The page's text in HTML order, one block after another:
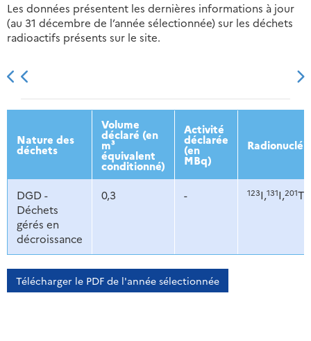
Les données présentent les dernières informations à jour
(au 31 décembre de l’année sélectionnée) sur les déchets
radioactifs présents sur le site.
2013 2014 2015 2016
Nature des
déchets
Volume
déclaré (en
m³
équivalent
conditionné)
Activité
déclarée
(en
MBq)
DGD -
Déchets
gérés en
décroissance
0,3 - 123I,131I,201Tl,
Télécharger le PDF de l'année sélectionnée